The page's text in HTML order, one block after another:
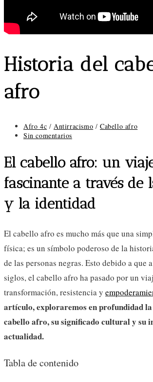
Historia del
afro
Categoría
de
entrada:
Afro 4c / Antirracismo / Cabello afro
Comentarios
entrada:
Sin comentarios
El cabello afro: un
fascinante a través de
y la identidad
El cabello afro es mucho más que una
física; es un símbolo poderoso de la
de las personas negras. Esto debido a que
siglos, el cabello afro ha pasado por un
transformación, resistencia y
artículo, exploraremos en profundidad
cabello afro, su significado cultural y su
actualidad.
Tabla de contenido